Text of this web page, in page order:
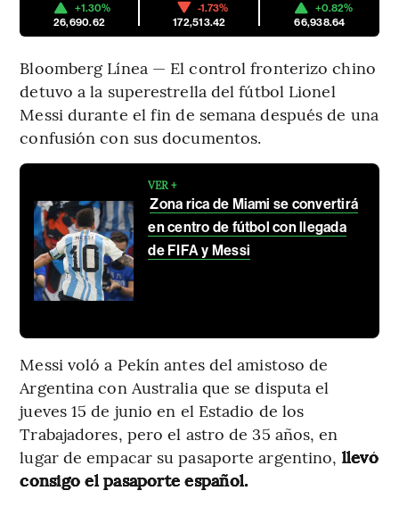
+1.30%
26,690.62
-1.73%
172,513.42
+0.82%
66,938.64
Bloomberg Línea — El control fronterizo chino
detuvo a la superestrella del fútbol Lionel
Messi durante el fin de semana después de una
confusión con sus documentos.
VER +
Zona rica de Miami se convertirá
en centro de fútbol con llegada
de FIFA y Messi
Messi voló a Pekín antes del amistoso de
Argentina con Australia que se disputa el
jueves 15 de junio en el Estadio de los
Trabajadores, pero el astro de 35 años, en
lugar de empacar su pasaporte argentino, llevó
consigo el pasaporte español.